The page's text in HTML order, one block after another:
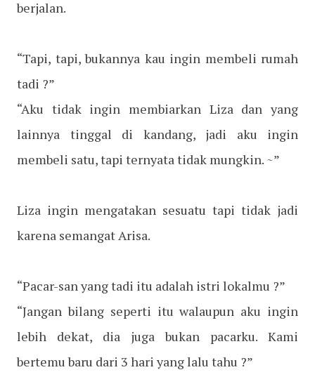
berjalan.
“Tapi, tapi, bukannya kau ingin membeli rumah
tadi ?”
“Aku tidak ingin membiarkan Liza dan yang
lainnya tinggal di kandang, jadi aku ingin
membeli satu, tapi ternyata tidak mungkin. ~”
Liza ingin mengatakan sesuatu tapi tidak jadi
karena semangat Arisa.
“Pacar-san yang tadi itu adalah istri lokalmu ?”
“Jangan bilang seperti itu walaupun aku ingin
lebih dekat, dia juga bukan pacarku. Kami
bertemu baru dari 3 hari yang lalu tahu ?”